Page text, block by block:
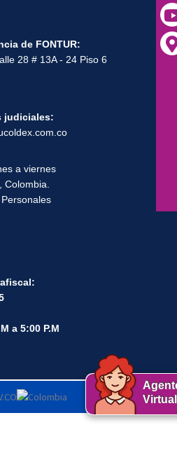
de FONTUR:
28 # 13A - 24 Piso 6
judiciales:
a viernes
a 5:00 P.M
Virtual